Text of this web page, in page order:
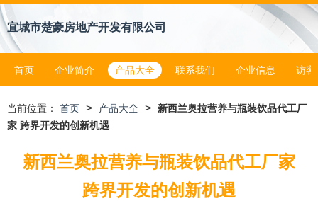
宜城市楚豪房地产开发有限公司
首页 企业简介 产品大全 联系我们 企业信息 访客
当前位置： 首页 > 产品大全 >
新西兰奥拉营养与瓶装饮品代工厂
家 跨界开发的创新机遇
新西兰奥拉营养与瓶装饮品代工厂家
跨界开发的创新机遇